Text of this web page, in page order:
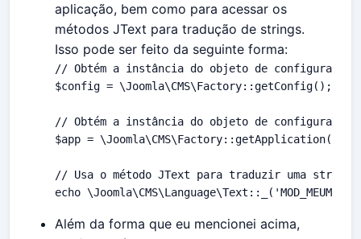
aplicação, bem como para acessar os
métodos JText para tradução de strings.
Isso pode ser feito da seguinte forma:
// Obtém a instância do objeto de configuração
$config = \Joomla\CMS\Factory::getConfig();
// Obtém a instância do objeto de configuração
$app = \Joomla\CMS\Factory::getApplication();
// Usa o método JText para traduzir uma string
echo
Além da forma que eu mencionei acima,